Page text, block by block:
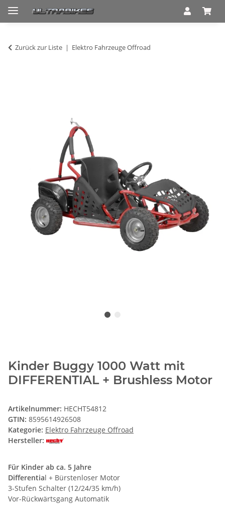
Zurück zur Liste Elektro Fahrzeuge Offroad
Kinder Buggy 1000 Watt mit
DIFFERENTIAL + Brushless Motor
Artikelnummer: HECHT54812
GTIN: 8595614926508
Kategorie: Elektro Fahrzeuge Offroad
Hersteller:
Für Kinder ab ca. 5 Jahre
Differential + Bürstenloser Motor
3-Stufen Schalter (12/24/35 km/h)
Vor-Rückwärtsgang Automatik